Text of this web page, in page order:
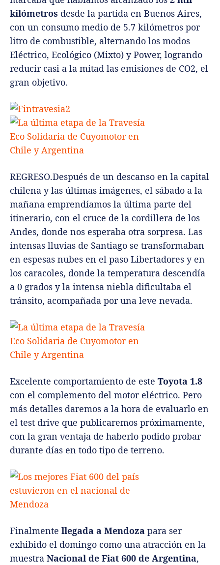
kilómetros desde la partida en Buenos Aires,
con un consumo medio de 5.7 kilómetros por
litro de combustible, alternando los modos
Eléctrico, Ecológico (Mixto) y Power, logrando
reducir casi a la mitad las emisiones de CO2, el
gran objetivo.
REGRESO.Después de un descanso en la capital
chilena y las últimas imágenes, el sábado a la
mañana emprendíamos la última parte del
itinerario, con el cruce de la cordillera de los
Andes, donde nos esperaba otra sorpresa. Las
intensas lluvias de Santiago se transformaban
en espesas nubes en el paso Libertadores y en
los caracoles, donde la temperatura descendía
a 0 grados y la intensa niebla dificultaba el
tránsito, acompañada por una leve nevada.
Excelente comportamiento de este Toyota 1.8
con el complemento del motor eléctrico. Pero
más detalles daremos a la hora de evaluarlo en
el test drive que publicaremos próximamente,
con la gran ventaja de haberlo podido probar
durante días en todo tipo de terreno.
Finalmente llegada a Mendoza para ser
exhibido el domingo como una atracción en la
muestra Nacional de Fiat 600 de Argentina,